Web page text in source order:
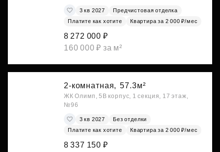
3 кв 2027
Предчистовая отделка
Платите как хотите
Квартира за 2 000 ₽/мес
8 272 000 ₽
160 000 ₽ за м²
2-комнатная, 57.3м²
ЖК Олимп, 5В корпус, 1 секция, 17 этаж,
№96
3 кв 2027
Без отделки
Платите как хотите
Квартира за 2 000 ₽/мес
8 337 150 ₽